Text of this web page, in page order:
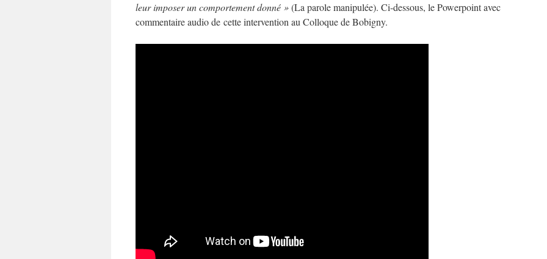
leur imposer un comportement donné »(La parole manipulée). Ci-dessous, le Powerpoint avec
commentaire audio de cette intervention au Colloque de Bobigny.